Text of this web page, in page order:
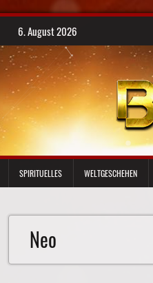
6. August 2026
SPIRITUELLES WELTGESCHEHEN
Neo